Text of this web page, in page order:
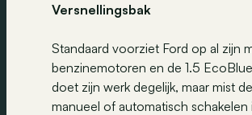
Versnellingsbak
Standaard voorziet Ford op al zijn
benzinemotoren en de 1.5
doet zijn werk degelijk, maar mist
manueel of automatisch